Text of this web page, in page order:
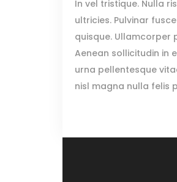
In vel tristique. Nulla
ultricies. Pulvinar
quisque. Ullamcorper
Aenean sollicitudin in
urna pellentesque
nisl magna nulla felis